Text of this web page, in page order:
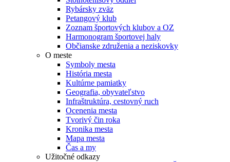
Rybársky zväz
Petangový klub
Zoznam športových klubov a OZ
Harmonogram športovej haly
Občianske združenia a neziskovky
O meste
Symboly mesta
História mesta
Kultúrne pamiatky
Geografia, obyvateľstvo
Infraštruktúra, cestovný ruch
Ocenenia mesta
Tvorivý čin roka
Kronika mesta
Mapa mesta
Čas a my
Užitočné odkazy